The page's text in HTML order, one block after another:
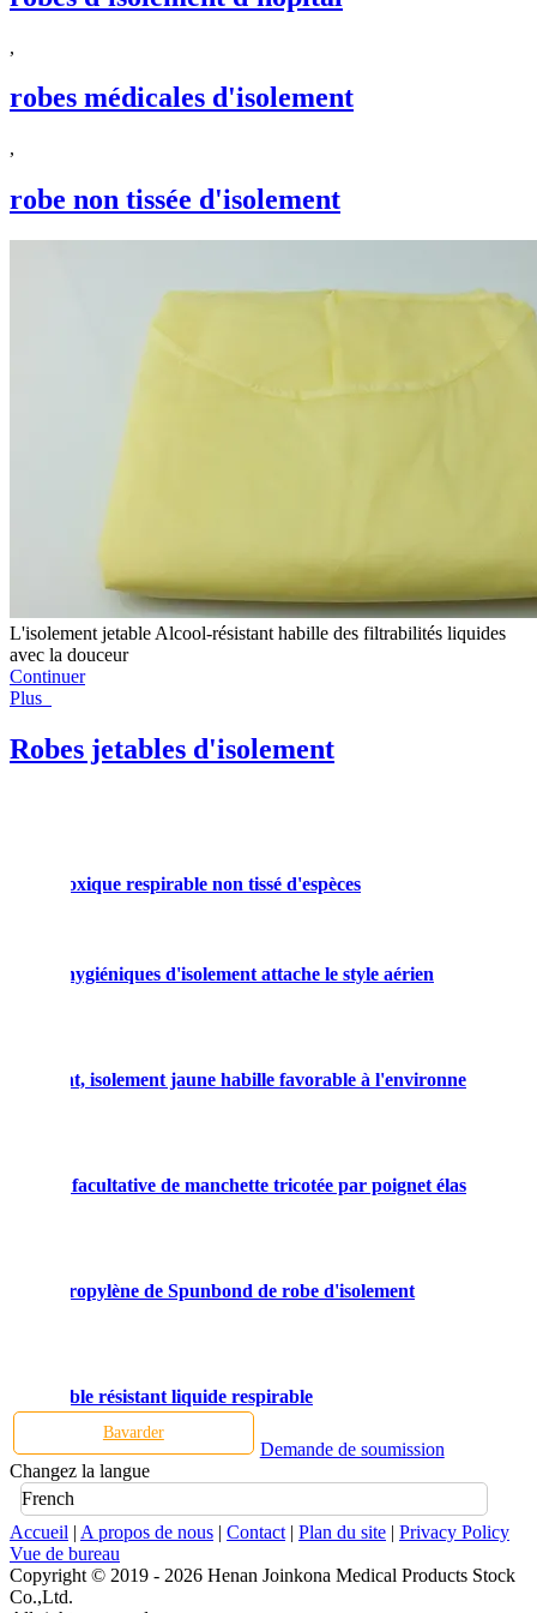
,
robes médicales d'isolement
,
robe non tissée d'isolement
L'isolement jetable Alcool-résistant habille des filtrabilités liquides
avec la douceur
Continuer
Plus
Robes jetables d'isolement
non-toxique respirable non tissé d'espèces
hygiéniques d'isolement attache le style aérien
isolement jaune habille favorable à l'environnement
taille facultative de manchette tricotée par poignet élastique
polypropylène de Spunbond de robe d'isolement
flexible résistant liquide respirable
Bavarder
Demande de soumission
Changez la langue
French
Accueil | A propos de nous | Contact | Plan du site | Privacy Policy
Vue de bureau
Copyright © 2019 - 2026 Henan Joinkona Medical Products Stock
Co.,Ltd.